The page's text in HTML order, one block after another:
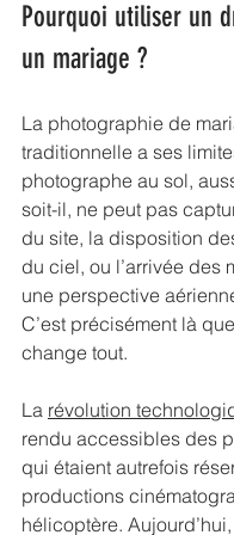
Pourquoi utiliser un
un mariage ?
La photographie de
traditionnelle a ses
photographe au sol,
soit-il, ne peut pas
du site, la disposition
du ciel, ou l’arrivée des
une perspective
C’est précisément là
change tout.
La révolution
rendu accessibles des
qui étaient autrefois
productions
hélicoptère.